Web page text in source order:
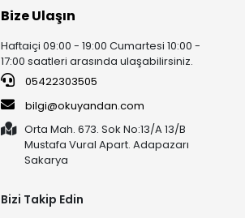
Bize Ulaşın
Haftaiçi 09:00 - 19:00 Cumartesi 10:00 -
17:00 saatleri arasında ulaşabilirsiniz.
05422303505
bilgi@okuyandan.com
Orta Mah. 673. Sok No:13/A 13/B
Mustafa Vural Apart. Adapazarı
Sakarya
Bizi Takip Edin